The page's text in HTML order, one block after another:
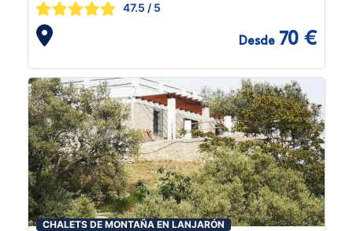
47.5 / 5
Desde 70 €
CHALETS DE MONTAÑA EN LANJARÓN